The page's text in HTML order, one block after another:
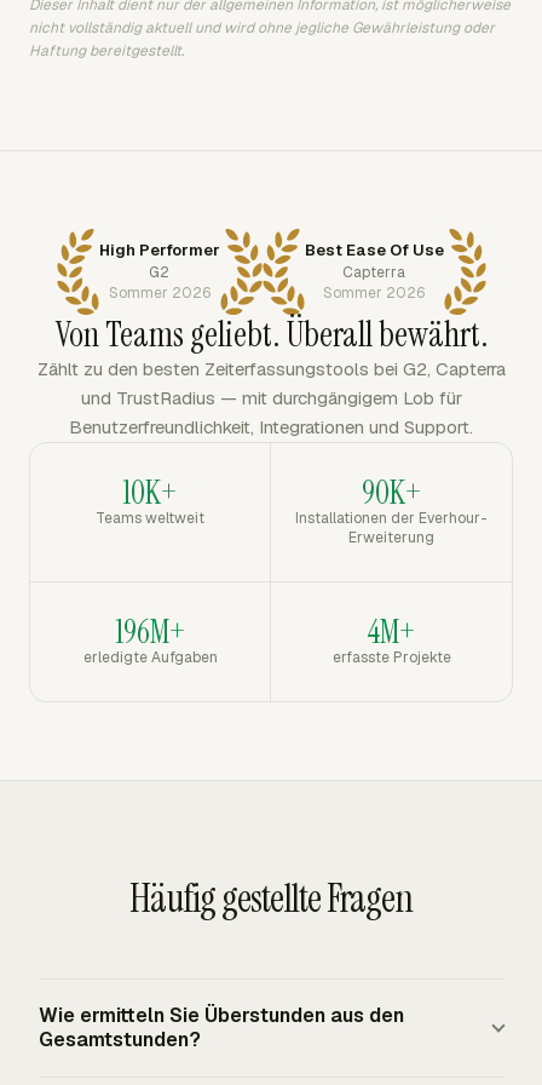
Dieser Inhalt dient nur der allgemeinen Information, ist möglicherweise
nicht vollständig aktuell und wird ohne jegliche Gewährleistung oder
Haftung bereitgestellt.
High Performer
G2
Sommer 2026
Best Ease Of Use
Capterra
Sommer 2026
Von Teams geliebt. Überall bewährt.
Zählt zu den besten Zeiterfassungstools bei G2, Capterra
und TrustRadius — mit durchgängigem Lob für
Benutzerfreundlichkeit, Integrationen und Support.
10K+
Teams weltweit
90K+
Installationen der Everhour-
Erweiterung
196M+
erledigte Aufgaben
4M+
erfasste Projekte
Häufig gestellte Fragen
Wie ermitteln Sie Überstunden aus den
Gesamtstunden?